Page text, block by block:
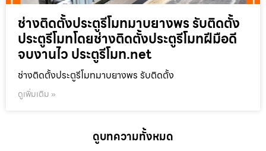
ช่างติดตั้งประตูรีโมทมาบยางพร รับติดตั้ง
ประตูรีโมทโดยช่างติดตั้งประตูรีโมทฝีมือดี
จบงานไว ประตูรีโมท.net
ช่างติดตั้งประตูรีโมทมาบยางพร รับติดตั้ง
ดูเพิ่มเติม »
ดูบทความทั้งหมด